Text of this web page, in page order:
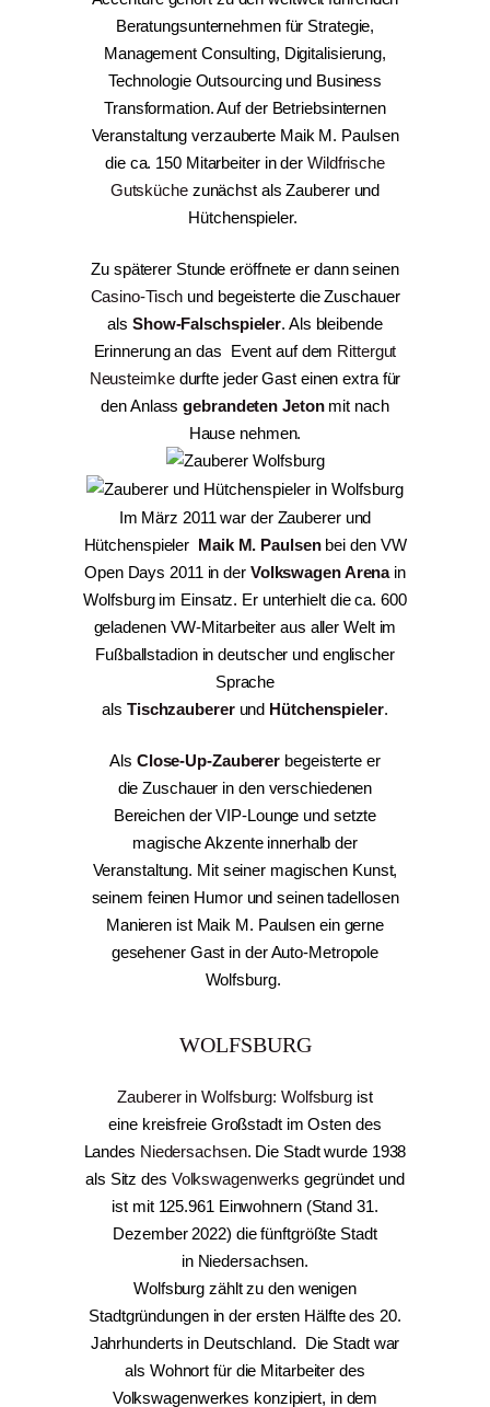
Beratungsunternehmen für Strategie,
Management Consulting, Digitalisierung,
Technologie Outsourcing und Business
Transformation. Auf der Betriebsinternen
Veranstaltung verzauberte Maik M. Paulsen
die ca. 150 Mitarbeiter in der Wildfrische
Gutsküchezunächst als Zauberer und
Hütchenspieler.
Zu späterer Stunde eröffnete er dann seinen
Casino-Tisch und begeisterte die Zuschauer
als Show-Falschspieler. Als bleibende
Erinnerung an das Event auf dem Rittergut
Neusteimkedurfte jeder Gast einen extra für
den Anlassgebrandeten Jeton mit nach
Hause nehmen.
Im März 2011 war der Zauberer und
Hütchenspieler Maik M. Paulsenbei den VW
Open Days 2011 in der Volkswagen Arenain
Wolfsburg im Einsatz. Er unterhielt die ca. 600
geladenen VW-Mitarbeiter aus aller Welt im
Fußballstadion in deutscher und englischer
Sprache
als Tischzaubererund Hütchenspieler.
Als Close-Up-Zauberer begeisterte er
die Zuschauer in den verschiedenen
Bereichen der VIP-Lounge und setzte
magische Akzente innerhalb der
Veranstaltung. Mit seiner magischen Kunst,
seinem feinen Humor und seinen tadellosen
Manieren ist Maik M. Paulsen ein gerne
gesehener Gast in der Auto-Metropole
Wolfsburg.
WOLFSBURG
Zauberer in Wolfsburg: Wolfsburg ist
eine kreisfreie Großstadt im Osten des
Landes Niedersachsen. Die Stadt wurde 1938
als Sitz des Volkswagenwerks gegründet und
ist mit 125.961 Einwohnern (Stand 31.
Dezember 2022) die fünftgrößte Stadt
in Niedersachsen.
Wolfsburg zählt zu den wenigen
Stadtgründungen in der ersten Hälfte des 20.
Jahrhunderts in Deutschland. Die Stadt war
als Wohnort für die Mitarbeiter des
Volkswagenwerkes konzipiert, in dem